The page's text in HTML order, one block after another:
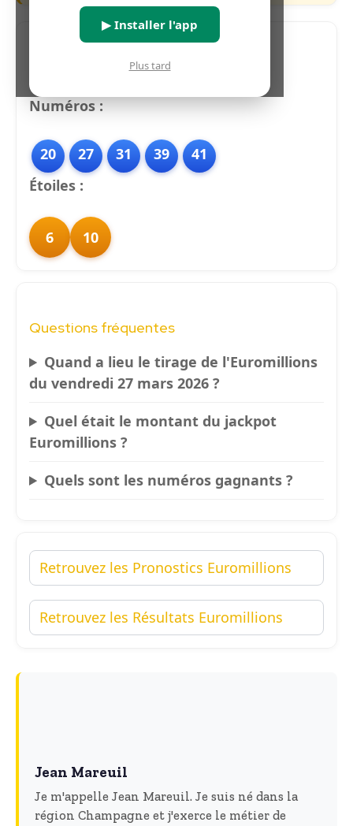
▶ Installer l'app
Plus tard
Pronostics Euromillions (IA)
Numéros :
20 27 31 39
41
Étoiles :
6 10
Questions fréquentes
Quand a lieu le tirage de l'Euromillions
du vendredi 27 mars 2026 ?
Quel était le montant du jackpot
Euromillions ?
Quels sont les numéros gagnants ?
Retrouvez les Pronostics Euromillions
Retrouvez les Résultats Euromillions
Jean Mareuil
Je m'appelle Jean Mareuil. Je suis né dans la
région Champagne et j'exerce le métier de